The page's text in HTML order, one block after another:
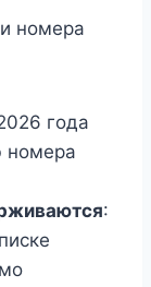
номера
года
номера
: